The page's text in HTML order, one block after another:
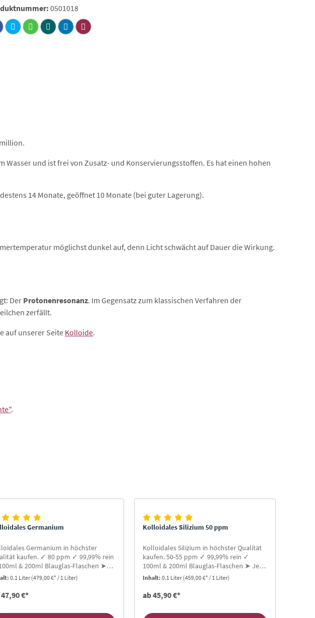
0501018
und ist frei von Zusatz- und Konservierungsstoffen. Es hat einen hohen
14 Monate, geöffnet 10 Monate (bei guter Lagerung).
möglichst dunkel auf, denn Licht schwächt auf Dauer die Wirkung.
Der Protonenresonanz. Im Gegensatz zum klassischen Verfahren der
zerfällt.
auf unserer Seite Kolloide.
.
Germanium
Germanium in höchster
kaufen. ✓ 80 ppm ✓ 99,99% rein
& 200ml Blauglas-Flaschen ➤
bestellen!
0.1 Liter (479,00 €* / 1 Liter)
€*
Kolloidales Silizium 50 ppm
Kolloidales Silizium in höchster Qualität
kaufen. 50-55 ppm ✓ 99,99% rein ✓
100ml & 200ml Blauglas-Flaschen ➤ Jetzt
bestellen!
Inhalt: 0.1 Liter (459,00 €* / 1 Liter)
ab 45,90 €*